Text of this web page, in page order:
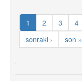
1 2 3 4
sonraki ›
son »